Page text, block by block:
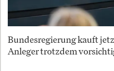
Bundesregierung kauft
Anleger trotzdem